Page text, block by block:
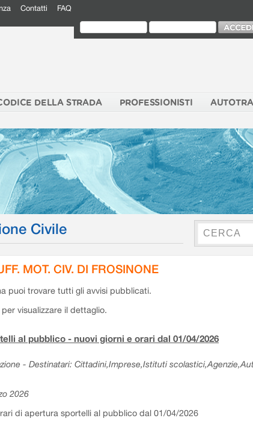
Contatti FAQ
DELLA STRADA PROFESSIONISTI
Civile
MOT. CIV. DI FROSINONE
puoi trovare tutti gli avvisi pubblicati.
visualizzare il dettaglio.
al pubblico - nuovi giorni e orari dal 01/04/2026
- Destinatari: Cittadini,Imprese,Istituti
2026
di apertura sportelli al pubblico dal 01/04/2026